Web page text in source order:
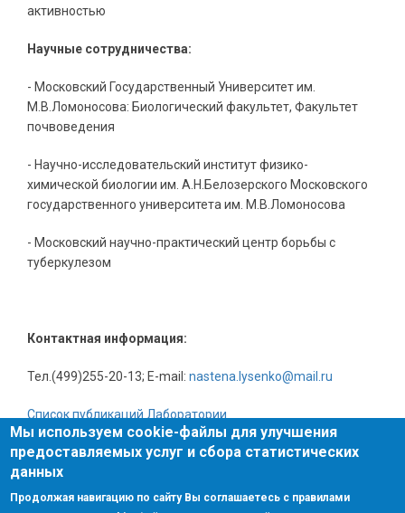
активностью
Научные сотрудничества:
- Московский Государственный Университет им.
М.В.Ломоносова: Биологический факультет, Факультет
почвоведения
- Научно-исследовательский институт физико-
химической биологии им. А.Н.Белозерского Московского
государственного университета им. М.В.Ломоносова
- Московский научно-практический центр борьбы с
туберкулезом
Контактная информация:
Тел.(499)255-20-13; E-mail : nastena lysenko@mail ru
Список публикаций Лаборатории
Поиск
Поиск
Мы используем cookie-файлы для улучшения
предоставляемых услуг и сбора статистических
данных
Продолжая навигацию по сайту Вы соглашаетесь с правилами